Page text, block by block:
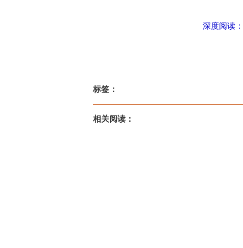
深度阅读：
标签：
相关阅读：